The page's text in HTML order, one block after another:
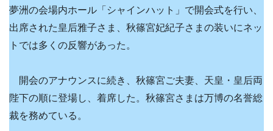
夢洲の会場内ホール「シャインハット」で開会式を行い、
出席された皇后雅子さま、秋篠宮妃紀子さまの装いにネッ
トでは多くの反響があった。
開会のアナウンスに続き、秋篠宮ご夫妻、天皇・皇后両
陛下の順に登場し、着席した。秋篠宮さまは万博の名誉総
裁を務めている。